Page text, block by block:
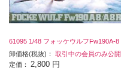
61095 1/48 フォッケウルフFw190A-8
卸価格(税抜)： 取引中の会員のみ公開
定価： 2,800 円